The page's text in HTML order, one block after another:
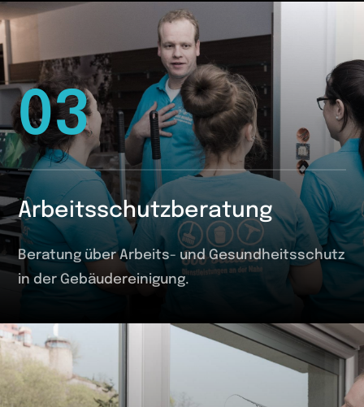
03
Arbeitsschutzberatung
Beratung über Arbeits- und Gesundheitsschutz
in der Gebäudereinigung.